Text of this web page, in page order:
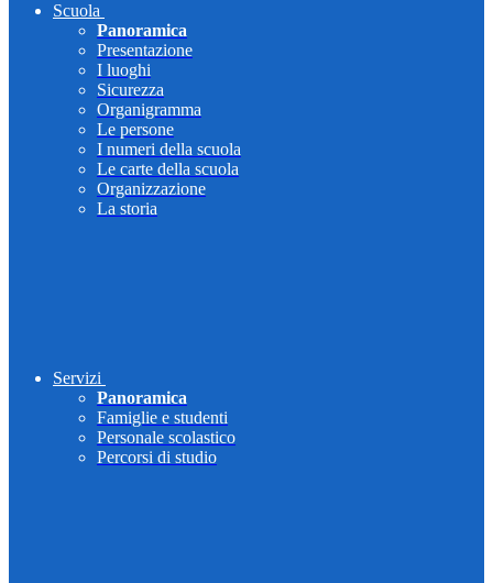
Scuola
Panoramica
Presentazione
I luoghi
Sicurezza
Organigramma
Le persone
I numeri della scuola
Le carte della scuola
Organizzazione
La storia
Servizi
Panoramica
Famiglie e studenti
Personale scolastico
Percorsi di studio